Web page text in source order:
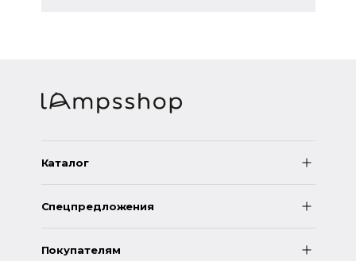
Каталог
Спецпредложения
Покупателям